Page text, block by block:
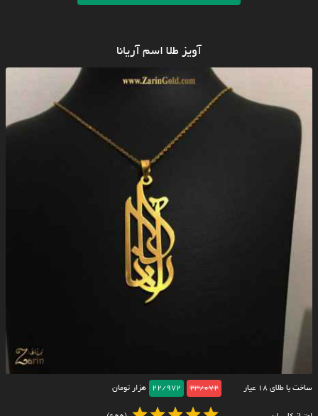
آویز طلا اسم آریانا
ساخت با طلای ۱۸ عیار 23/072
22/972 هزار تومان